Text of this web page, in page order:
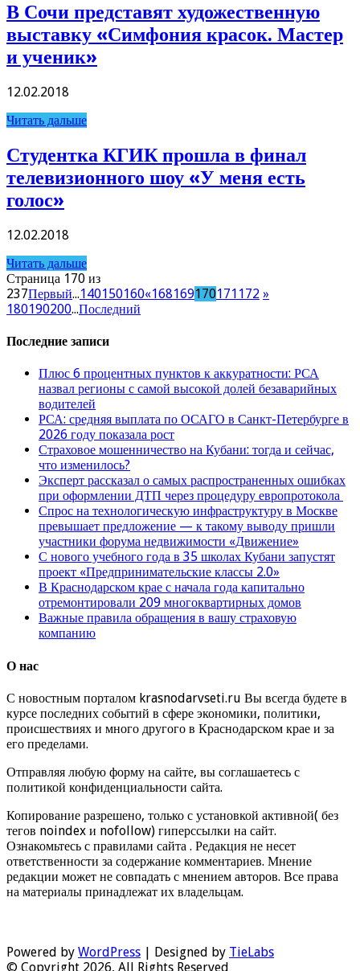
В Сочи представят художественную
выставку «Симфония красок. Мастер
и ученик»
12.02.2018
Читать дальше
Студентка КГИК прошла в финал
телевизионного шоу «У меня есть
голос»
12.02.2018
Читать дальше
Страница 170 из
237Первый...140150160«168169170171 172 »
180190200...Последний
Последние записи
Плюс 6 процентных пунктов к аккуратности: РСА
назвал регионы с самой высокой долей безаварийных
водителей
РСА: средняя выплата по ОСАГО в Санкт-Петербурге в
2026 году показала рост
Страховое мошенничество на Кубани: тогда и сейчас,
что изменилось?
Эксперт рассказал о самых распространенных ошибках
при оформлении ДТП через процедуру европротокола
Спрос на технологическую инфраструктуру в Москве
превышает предложение — к такому выводу пришли
участники форума недвижимости «Движение»
С нового учебного года в 35 школах Кубани запустят
проект «Предпринимательские классы 2.0»
В Краснодарском крае с начала года капитально
отремонтировали 209 многоквартирных домов
Важные правила обращения в вашу страховую
компанию
О нас
С новостным порталом krasnodarvseti.ru Вы всегда будете в
курсе последних событий в сфере экономики, политики,
происшествиях и много другого в Краснодарском крае и за
его пределами.
Отправляя любую форму на сайте, вы соглашаетесь с
политикой конфиденциальности сайта.
Копирование разрешено, только с установкой активной( без
тегов noindex и nofollow) гиперссылки на сайт.
Ознакомьтесь с правилами сайта . Редакция не несет
ответственности за содержание комментариев. Мнение
редакции может не совпадать с мнением авторов. Все права
на материалы принадлежат их владельцам.
Powered by WordPress | Designed by TieLabs
© Copyright 2026, All Rights Reserved